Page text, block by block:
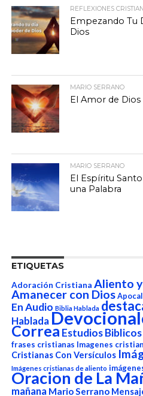
REFLEXIONES
Empezando Tu
Dios
MARIO SERRANO
El Amor de
MARIO SERRANO
El Espíritu
una Palabra
ETIQUETAS
Adoración Cristiana Aliento
Amanecer con Dios
En Audio Biblia Hablada
Hablada
Correa Estudios Biblicos
frases cristianas Imagenes
Cristianas Con Versículos
Imágenes cristianas de aliento
Oracion de La
mañana Mario Serrano